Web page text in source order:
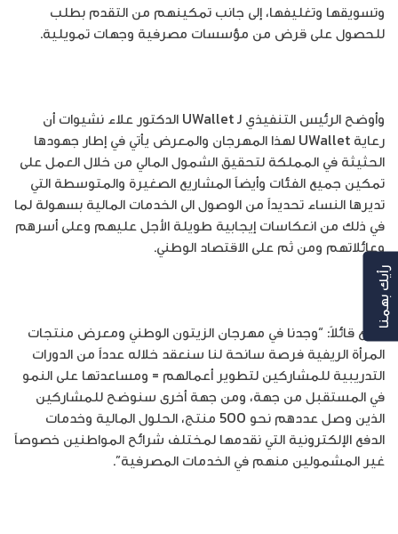
وتسويقها وتغليفها، إلى جانب تمكينهم من التقدم بطلب
للحصول على قرض من مؤسسات مصرفية وجهات تمويلية.
وأوضح الرئيس التنفيذي لـ UWallet الدكتور علاء نشيوات أن
رعاية UWallet لهذا المهرجان والمعرض يأتي في إطار جهودها
الحثيثة في المملكة لتحقيق الشمول المالي من خلال العمل على
تمكين جميع الفئات وأيضاً المشاريع الصغيرة والمتوسطة التي
تديرها النساء تحديداً من الوصول الى الخدمات المالية بسهولة لما
في ذلك من انعكاسات إيجابية طويلة الأجل عليهم وعلى أسرهم
وعائلاتهم ومن ثم على الاقتصاد الوطني.
وتابع قائلاً: “وجدنا في مهرجان الزيتون الوطني ومعرض منتجات
المرأة الريفية فرصة سانحة لنا سنعقد خلاله عدداً من الدورات
التدريبية للمشاركين لتطوير أعمالهم = ومساعدتها على النمو
في المستقبل من جهة، ومن جهة أخرى سنوضح للمشاركين
الذين وصل عددهم نحو 500 منتج، الحلول المالية وخدمات
الدفع الإلكترونية التي نقدمها لمختلف شرائح المواطنين خصوصاً
غير المشمولين منهم في الخدمات المصرفية”.
رأيك بهمنا